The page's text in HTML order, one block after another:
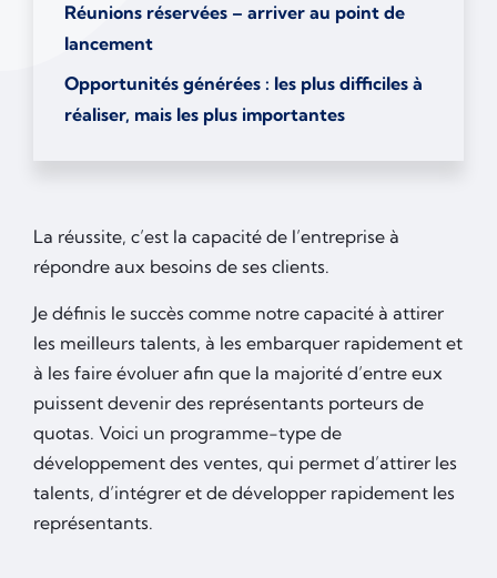
Réunions réservées – arriver au point de
lancement
Opportunités générées : les plus difficiles à
réaliser, mais les plus importantes
La réussite, c’est la capacité de l’entreprise à
répondre aux besoins de ses clients.
Je définis le succès comme notre capacité à attirer
les meilleurs talents, à les embarquer rapidement et
à les faire évoluer afin que la majorité d’entre eux
puissent devenir des représentants porteurs de
quotas. Voici un programme-type de
développement des ventes, qui permet d’attirer les
talents, d’intégrer et de développer rapidement les
représentants.